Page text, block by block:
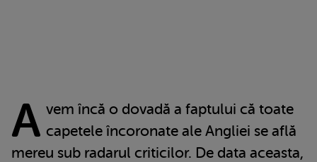
A vem încă o dovadă a faptului că toate
capetele încoronate ale Angliei se află
mereu sub radarul criticilor. De data aceasta,